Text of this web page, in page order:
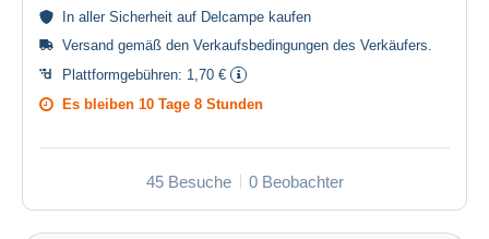
In aller Sicherheit auf Delcampe kaufen
Versand gemäß den Verkaufsbedingungen des Verkäufers
Plattformgebühren: 1,70 €
Es bleiben 10 Tage 8 Stunden
45 Besuche 0 Beobachter